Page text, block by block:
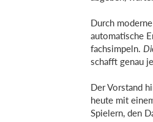
Durch
automatische
fachsimpeln.
schafft genau
Der Vorstand
heute mit
Spielern, den